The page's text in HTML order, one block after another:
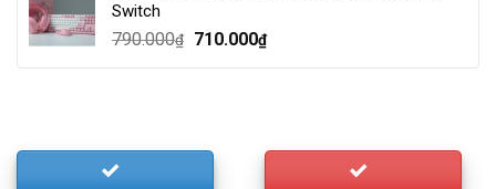
Switch
790.000₫
Original
710.000₫Current